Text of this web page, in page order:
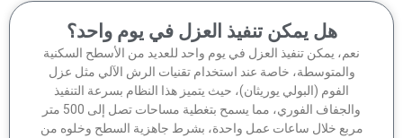
هل يمكن تنفيذ العزل في يوم واحد؟
يمكن تنفيذ العزل في يوم واحد للعديد من الأسطح السكنية
والمتوسطة، خاصة عند استخدام تقنيات الرش الآلي مثل عزل
الفوم (البولي يوريثان)، حيث يتميز هذا النظام بسرعة التنفيذ
والجفاف الفوري، مما يسمح بتغطية مساحات تصل إلى 500 متر
خلال ساعات عمل واحدة، بشرط جاهزية السطح وخلوه من